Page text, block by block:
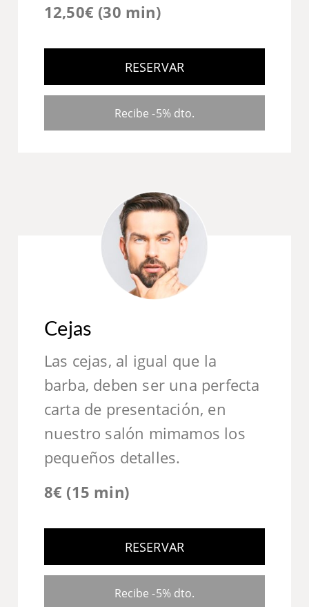
12,50€ (30 min)
RESERVAR
Recibe -5% dto.
Cejas
Las cejas, al igual que la
barba, deben ser una perfecta
carta de presentación, en
nuestro salón mimamos los
pequeños detalles.
8€ (15 min)
RESERVAR
Recibe -5% dto.